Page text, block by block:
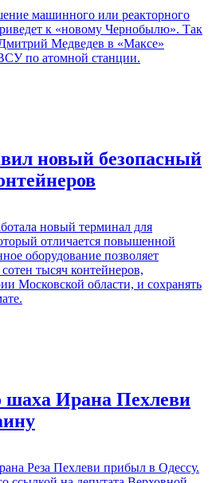
машинного или реакторного
к «новому Чернобылю». Так
Медведев в «Максе»
по атомной станции.
новый безопасный
новый терминал для
отличается повышенной
оборудование позволяет
тысяч контейнеров,
Московской области, и сохранять
шаха Ирана Пехлеви
Реза Пехлеви прибыл в Одессу.